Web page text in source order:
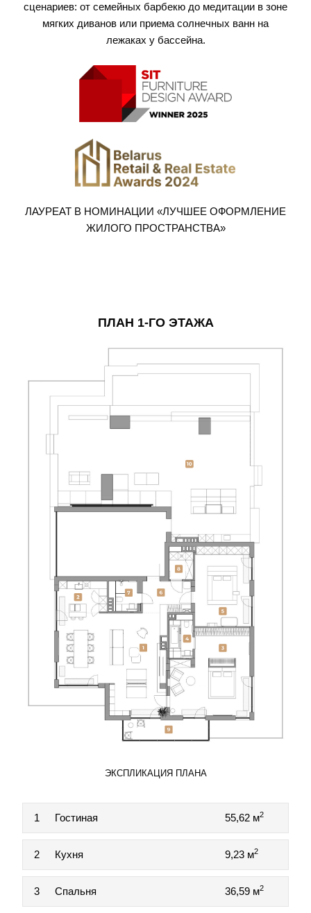
сценариев: от семейных барбекю до медитации в зоне
мягких диванов или приема солнечных ванн на
лежаках у бассейна.
ЛАУРЕАТ В НОМИНАЦИИ «ЛУЧШЕЕ ОФОРМЛЕНИЕ
ЖИЛОГО ПРОСТРАНСТВА»
ПЛАН 1-ГО ЭТАЖА
ЭКСПЛИКАЦИЯ ПЛАНА
1 Гостиная 55,62 м2
2 Кухня 9,23 м2
3 Спальня 36,59 м2